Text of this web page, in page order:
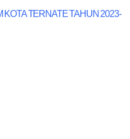
KOTA TERNATE TAHUN 2023-